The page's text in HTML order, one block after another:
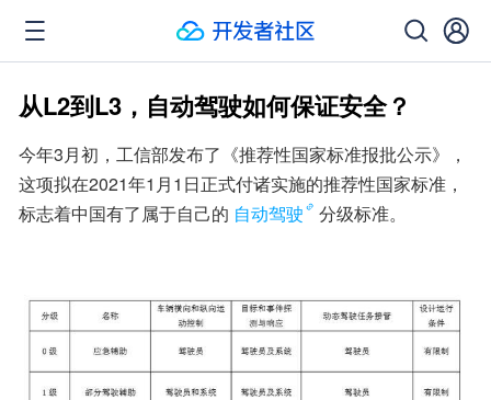
从L2到L3，自动驾驶如何保证安全？
今年3月初，工信部发布了《推荐性国家标准报批公示》，
这项拟在2021年1月1日正式付诸实施的推荐性国家标准，
标志着中国有了属于自己的 自动驾驶 分级标准。